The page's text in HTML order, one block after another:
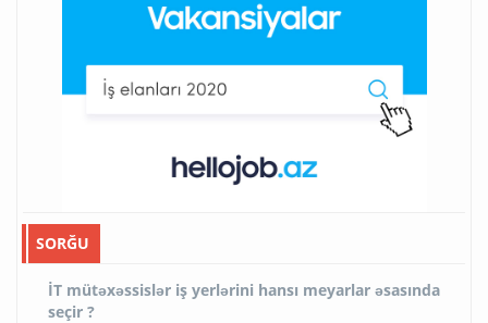
SORĞU
İT mütəxəssislər iş yerlərini hansı meyarlar əsasında
seçir ?